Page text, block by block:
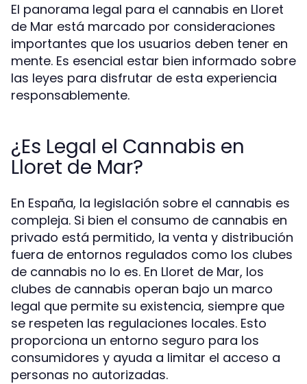
El panorama legal para el cannabis en Lloret
de Mar está marcado por consideraciones
importantes que los usuarios deben tener en
mente. Es esencial estar bien informado sobre
las leyes para disfrutar de esta experiencia
responsablemente.
¿Es Legal el Cannabis en
Lloret de Mar?
En España, la legislación sobre el cannabis es
compleja. Si bien el consumo de cannabis en
privado está permitido, la venta y distribución
fuera de entornos regulados como los clubes
de cannabis no lo es. En Lloret de Mar, los
clubes de cannabis operan bajo un marco
legal que permite su existencia, siempre que
se respeten las regulaciones locales. Esto
proporciona un entorno seguro para los
consumidores y ayuda a limitar el acceso a
personas no autorizadas.